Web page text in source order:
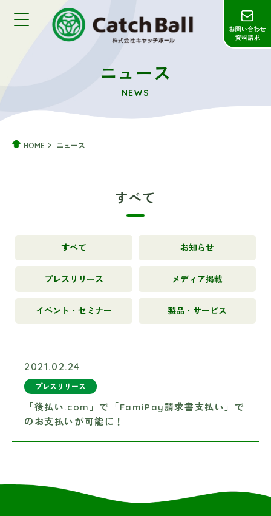
ニュース
NEWS
HOME ニュース
すべて
すべて お知らせ
プレスリリース メディア掲載
イベント・セミナー 製品・サービス
2021.02.24
プレスリリース
「後払い.com」で「FamiPay請求書支払い」で
のお支払いが可能に！